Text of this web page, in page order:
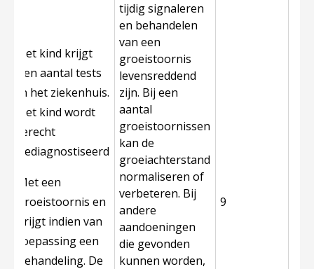
Het kind krijgt
een aantal tests
in het ziekenhuis.
Het kind wordt
terecht
gediagnostiseerd
Met een
groeistoornis en
krijgt indien van
toepassing een
behandeling. De
tijdig signaleren
en behandelen
van een
groeistoornis
levensreddend
zijn. Bij een
aantal
groeistoornissen
kan de
groeiachterstand
normaliseren of
verbeteren. Bij
andere
aandoeningen
die gevonden
kunnen worden,
9